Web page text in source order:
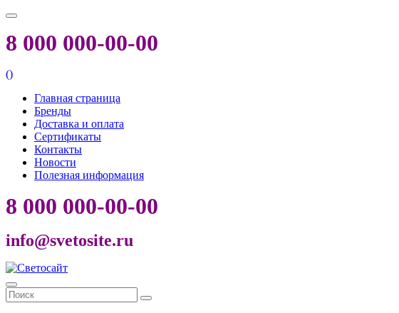
8 000 000-00-00
()
Главная страница
Бренды
Доставка и оплата
Сертификаты
Контакты
Новости
Полезная информация
8 000 000-00-00
info@svetosite.ru